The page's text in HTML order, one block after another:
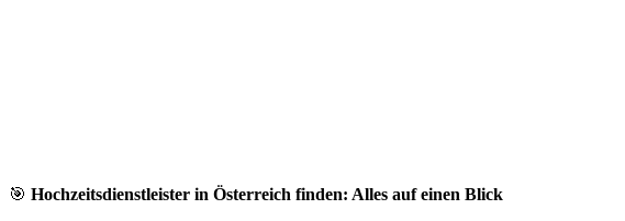
🎯 Hochzeitsdienstleister in Österreich finden: Alles auf einen Blick